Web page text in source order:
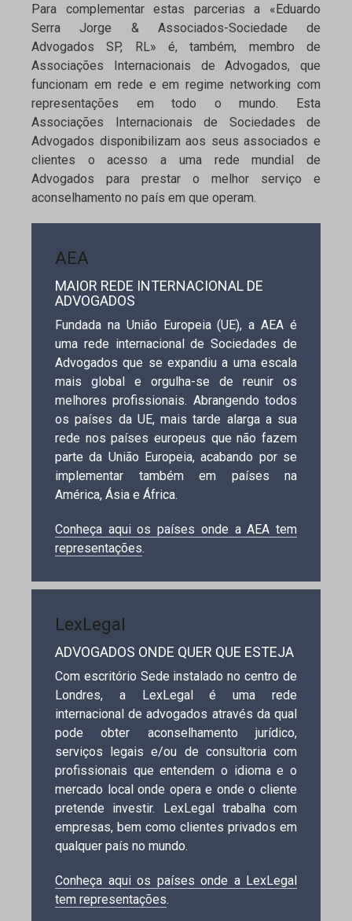
Para complementar estas parcerias a «Eduardo
Serra Jorge & Associados-Sociedade de
Advogados SP, RL» é, também, membro de
Associações Internacionais de Advogados, que
funcionam em rede e em regime networking com
representações em todo o mundo. Esta
Associações Internacionais de Sociedades de
Advogados disponibilizam aos seus associados e
clientes o acesso a uma rede mundial de
Advogados para prestar o melhor serviço e
aconselhamento no país em que operam.
AEA
MAIOR REDE INTERNACIONAL DE
ADVOGADOS
Fundada na União Europeia (UE), a AEA é
uma rede internacional de Sociedades de
Advogados que se expandiu a uma escala
mais global e orgulha-se de reunir os
melhores profissionais. Abrangendo todos
os países da UE, mais tarde alarga a sua
rede nos países europeus que não fazem
parte da União Europeia, acabando por se
implementar também em países na
América, Ásia e África.
Conheça aqui os países onde a AEA tem
representações.
LexLegal
ADVOGADOS ONDE QUER QUE ESTEJA
Com escritório Sede instalado no centro de
Londres, a LexLegal é uma rede
internacional de advogados através da qual
pode obter aconselhamento jurídico,
serviços legais e/ou de consultoria com
profissionais que entendem o idioma e o
mercado local onde opera e onde o cliente
pretende investir. LexLegal trabalha com
empresas, bem como clientes privados em
qualquer país no mundo.
Conheça aqui os países onde a LexLegal
tem representações.